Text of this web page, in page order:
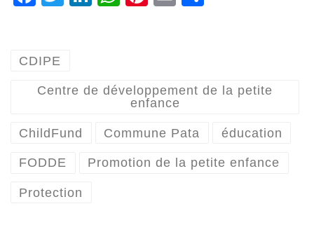
e
b
o
k
dI A
p
p
t er
CDIPE
Centre de développement de la petite
enfance
ChildFund Commune Pata éducation
FODDE Promotion de la petite enfance
Protection